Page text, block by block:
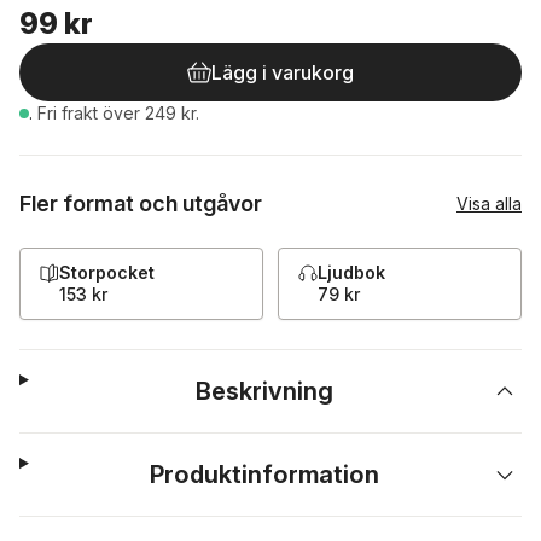
99 kr
Lägg i varukorg
. Fri frakt över 249 kr.
Fler format och utgåvor Visa alla
Storpocket
153 kr
Ljudbok
79 kr
Beskrivning
Produktinformation